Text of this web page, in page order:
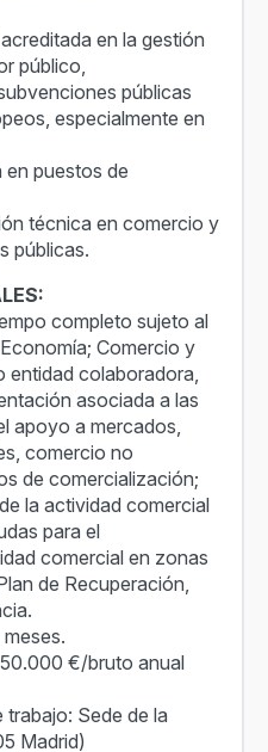
en la gestión
público,
públicas
especialmente en
en puestos de
técnica en comercio y
públicas.
completo sujeto al
Comercio y
entidad colaboradora,
asociada a las
apoyo a mercados,
comercio no
de comercialización;
la actividad comercial
para el
comercial en zonas
de Recuperación,
€/bruto anual
Sede de la
Madrid)